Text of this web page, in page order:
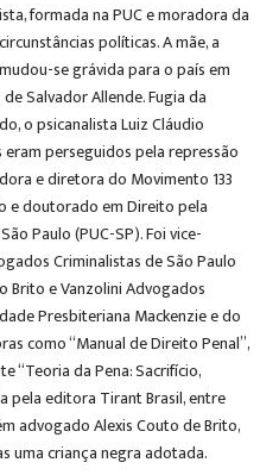
formada na PUC e moradora da
políticas. A mãe, a
se grávida para o país em
Salvador Allende. Fugia da
o psicanalista Luiz Cláudio
perseguidos pela repressão
e diretora do Movimento 133
e doutorado em Direito pela
Paulo (PUC-SP). Foi vice-
Criminalistas de São Paulo
Brito e Vanzolini Advogados
Presbiteriana Mackenzie e do
como “Manual de Direito Penal”,
“Teoria da Pena: Sacrifício,
pela editora Tirant Brasil, entre
advogado Alexis Couto de Brito,
uma criança negra adotada.